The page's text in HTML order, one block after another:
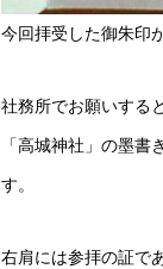
今回拝受した御朱印
社務所でお願いする
「高城神社」の墨
す。
右肩には参拝の証で